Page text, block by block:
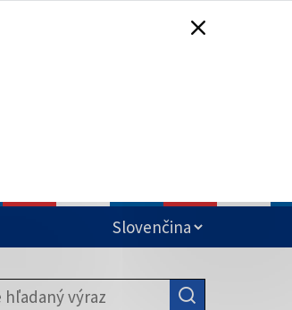
NA NOVEJ KARTE
NA NOVEJ KARTE
NA NOVEJ KARTE